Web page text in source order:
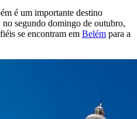
é um importante destino
segundo domingo de outubro,
se encontram em Belém para a